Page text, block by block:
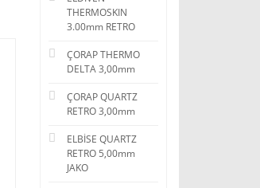
THERMOSKIN
3.00mm RETRO
ÇORAP THERMO
DELTA 3,00mm
ÇORAP QUARTZ
RETRO 3,00mm
ELBİSE QUARTZ
RETRO 5,00mm
JAKO